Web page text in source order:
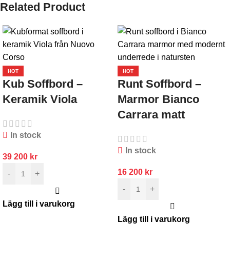
Related Product
HOT
Kub Soffbord –
Keramik Viola
In stock
39 200 kr
-
+
Lägg till i varukorg
HOT
Runt Soffbord –
Marmor Bianco
Carrara matt
In stock
16 200 kr
-
+
Lägg till i varukorg